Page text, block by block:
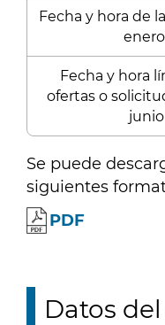
Fecha y hora de
Fecha y hora
ofertas o
junio
Se puede
siguientes
PDF
Datos